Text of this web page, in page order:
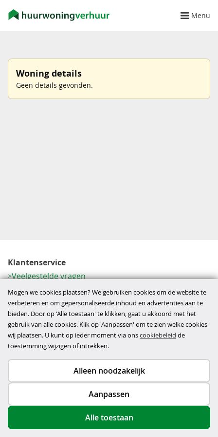
Menu
Woning details
Geen details gevonden.
Klantenservice
Veelgestelde vragen
Contactformulier
Herroeping
Over ons
Bedrijfsgegevens
Werkwijze
Copyright © 2026
privacy- en cookiebeleid
Mogen we cookies plaatsen? We gebruiken cookies om de website te
verbeteren en om gepersonaliseerde inhoud en advertenties aan te
bieden. Door op 'Alle toestaan' te klikken, gaat u akkoord met het
gebruik van alle cookies. Klik op 'Aanpassen' om te zien welke cookies
wij plaatsen. U kunt op ieder moment via onscookiebeleid de
toestemming wijzigen of intrekken.
Alleen noodzakelijk
Aanpassen
Alle toestaan